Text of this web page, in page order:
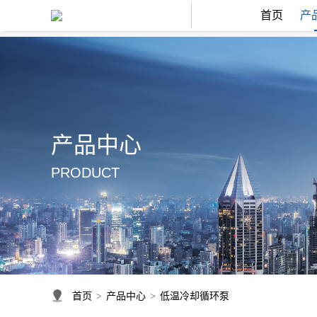
首页 产
产品中心
PRODUCT
首页 > 产品中心 > 低温冷却循环泵